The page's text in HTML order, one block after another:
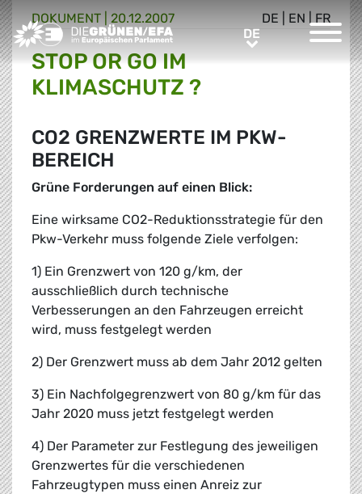
Greens/EFA Home DEDE
DE EN FR
DOKUMENT 20.12.2007
STOP OR GO IM
KLIMASCHUTZ ?
CO2 GRENZWERTE IM PKW-
BEREICH
Grüne Forderungen auf einen Blick:
Eine wirksame CO2-Reduktionsstrategie für den
Pkw-Verkehr muss folgende Ziele verfolgen:
1) Ein Grenzwert von 120 g/km, der
ausschließlich durch technische
Verbesserungen an den Fahrzeugen erreicht
wird, muss festgelegt werden
2) Der Grenzwert muss ab dem Jahr 2012 gelten
3) Ein Nachfolgegrenzwert von 80 g/km für das
Jahr 2020 muss jetzt festgelegt werden
4) Der Parameter zur Festlegung des jeweiligen
Grenzwertes für die verschiedenen
Fahrzeugtypen muss einen Anreiz zur